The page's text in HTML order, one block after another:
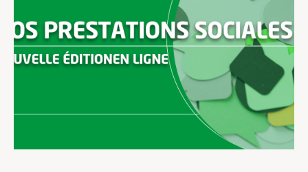
Devenir Membre